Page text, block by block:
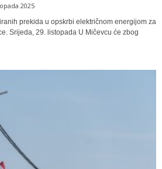
2025
prekida u opskrbi električnom energijom za
Srijeda, 29. listopada U Mičevcu će zbog